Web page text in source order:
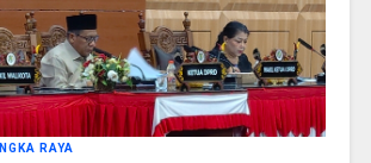
RAYA